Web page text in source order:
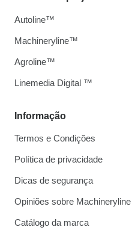
Informação
Termos e Condições
Política de privacidade
Dicas de segurança
Opiniões sobre Machineryline
Catálogo da marca
Autoline™
Machineryline™
Agroline™
Linemedia Digital ™